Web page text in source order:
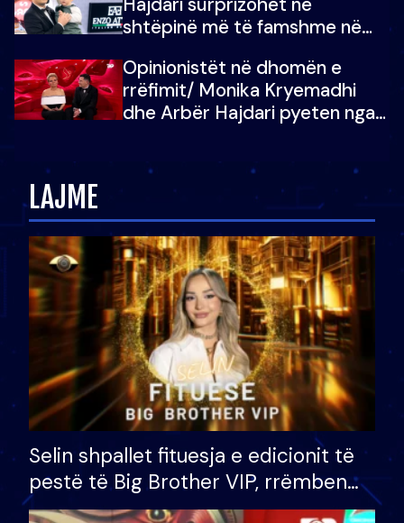
shtëpinë më të famshme në
vajzën e tij
Opinionistët në dhomën e
rrëfimit/ Monika Kryemadhi
dhe Arbër Hajdari pyeten nga
LAJME
Selin shpallet fituesja e edicionit të
pestë të Big Brother VIP, rrëmben
çmimin e madh prej 100 mijë eurosh